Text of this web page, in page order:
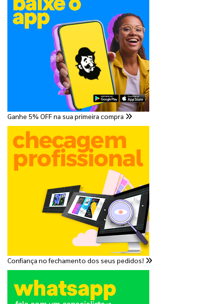
Ganhe 5% OFF na sua primeira compra
Confiança no fechamento dos seus pedidos!